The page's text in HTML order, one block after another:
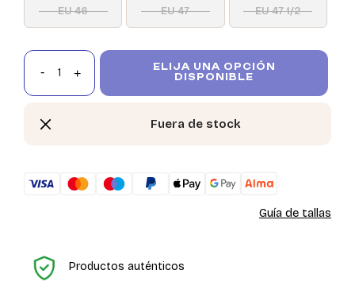
EU 46 EU 47 EU 47 1/2
ELIJA UNA OPCIÓN
DISPONIBLE
Fuera de stock
Guía de tallas
Productos auténticos